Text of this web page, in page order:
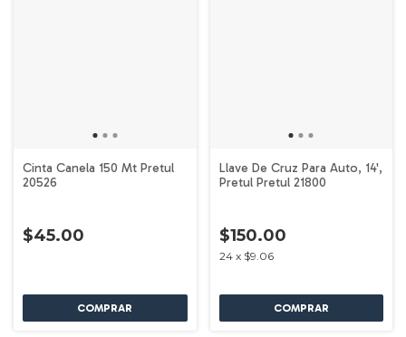
Cinta Canela 150 Mt Pretul
20526
$45.00
Llave De Cruz Para Auto, 14',
Pretul Pretul 21800
$150.00
24 x $9.06